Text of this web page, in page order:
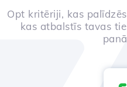
Opt kritēriji, kas
kas atbalstīs tavas